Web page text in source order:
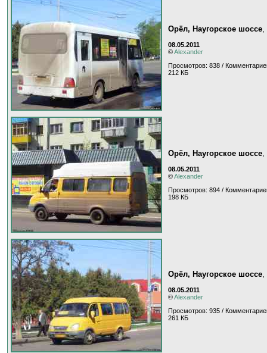
Орёл, Наугорское шоссе
08.05.2011
©Alexander
Просмотров: 838 /
212 КБ
Орёл, Наугорское шоссе
08.05.2011
©Alexander
Просмотров: 894 /
198 КБ
Орёл, Наугорское шоссе
08.05.2011
©Alexander
Просмотров: 935 /
261 КБ